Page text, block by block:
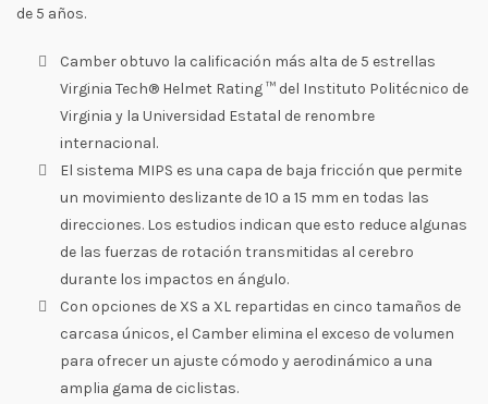
de 5 años.
Camber obtuvo la calificación más alta de 5 estrellas
Virginia Tech® Helmet Rating ™ del Instituto Politécnico de
Virginia y la Universidad Estatal de renombre
internacional.
El sistema MIPS es una capa de baja fricción que permite
un movimiento deslizante de 10 a 15 mm en todas las
direcciones. Los estudios indican que esto reduce algunas
de las fuerzas de rotación transmitidas al cerebro
durante los impactos en ángulo.
Con opciones de XS a XL repartidas en cinco tamaños de
carcasa únicos, el Camber elimina el exceso de volumen
para ofrecer un ajuste cómodo y aerodinámico a una
amplia gama de ciclistas.